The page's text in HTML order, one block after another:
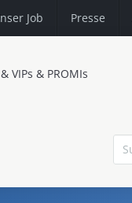
Job Presse
VIPs & PROMIs